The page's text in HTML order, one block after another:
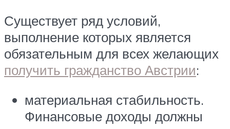
Существует ряд условий,
выполнение которых является
обязательным для всех желающих
получить гражданство Австрии:
материальная стабильность.
Финансовые доходы должны